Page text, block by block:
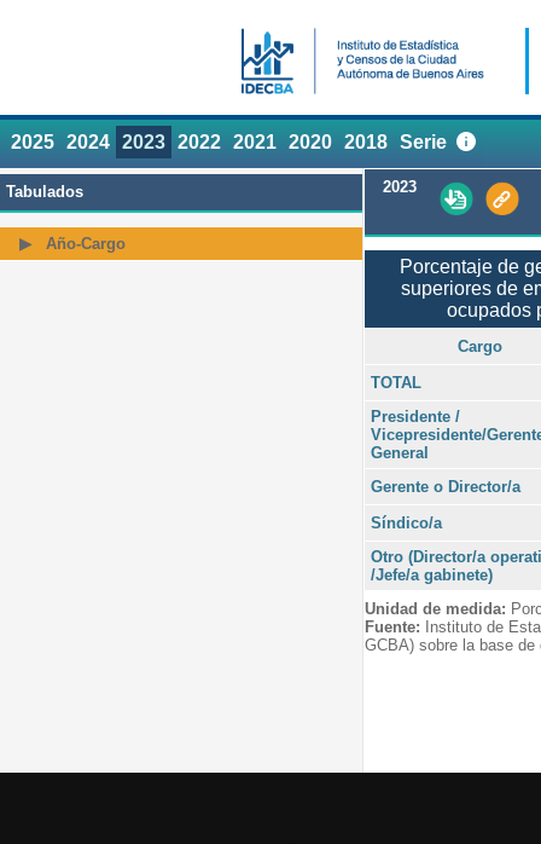
2025 2024 2023 2022 2021 2020 2018 Serie
Tabulados
Año-Cargo
2023
Porcentaje de
superiores de
ocupados
Cargo
TOTAL
Presidente /
Vicepresidente/
General
Gerente o Director/a
Síndico/a
Otro (Director/a
/Jefe/a gabinete)
Unidad de medida:
Fuente: Instituto de
GCBA) sobre la base